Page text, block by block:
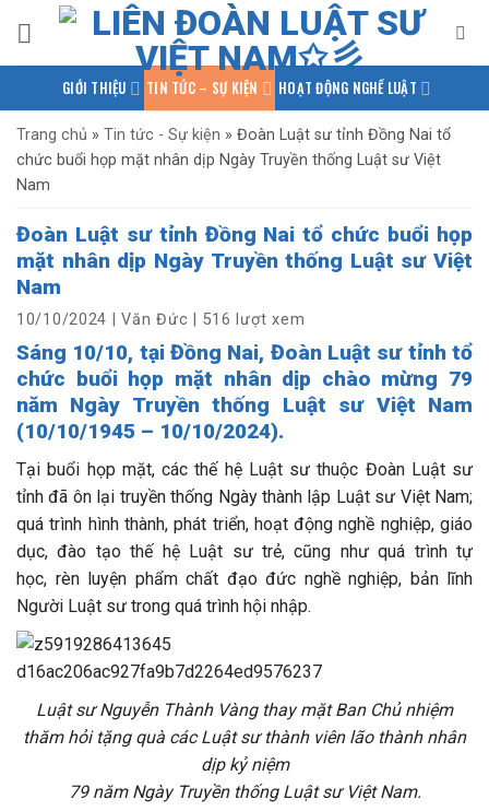
qua
nội
GIỚI THIỆU TIN TỨC – SỰ KIỆN HOẠT ĐỘNG NGHỀ LUẬT
PHÁP LUẬT QUỐC TẾ NGHIÊN CỨU – TRAO ĐỔI
Trang chủ » Tin tức - Sự kiện » Đoàn Luật sư tỉnh Đồng Nai tổ
chức buổi họp mặt nhân dịp Ngày Truyền thống Luật sư Việt
Nam
Đoàn Luật sư tỉnh Đồng Nai tổ chức buổi họp
mặt nhân dịp Ngày Truyền thống Luật sư Việt
Nam
10/10/2024 |Văn Đức 516 lượt xem
Sáng 10/10, tại Đồng Nai, Đoàn Luật sư tỉnh tổ
chức buổi họp mặt nhân dịp chào mừng 79
năm Ngày Truyền thống Luật sư Việt Nam
(10/10/1945 – 10/10/2024).
Tại buổi họp mặt, các thế hệ Luật sư thuộc Đoàn Luật sư
tỉnh đã ôn lại truyền thống Ngày thành lập Luật sư Việt Nam;
quá trình hình thành, phát triển, hoạt động nghề nghiệp, giáo
dục, đào tạo thế hệ Luật sư trẻ, cũng như quá trình tự
học, rèn luyện phẩm chất đạo đức nghề nghiệp, bản lĩnh
Người Luật sư trong quá trình hội nhập.
Luật sư Nguyễn Thành Vàng thay mặt Ban Chủ nhiệm
thăm hỏi tặng quà các Luật sư thành viên lão thành nhân
dịp kỷ niệm
79 năm Ngày Truyền thống Luật sư Việt Nam.